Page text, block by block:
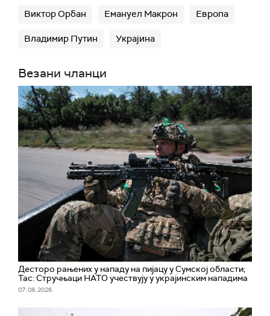
Виктор Орбан Емануел Макрон Европа
Владимир Путин Украјина
Везани чланци
Десторо рањених у нападу на пијацу у Сумској области;
Тас: Стручњаци НАТО учествују у украјинским нападима
07. 08. 2026.